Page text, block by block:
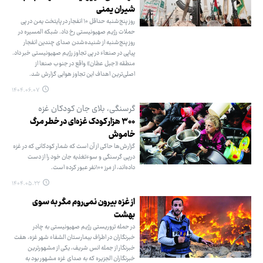
شیران یمنی
روز پنج‌شنبه حداقل ۱۰ انفجار در پایتخت یمن در پی
حملات رژیم صهیونیستی رخ داد. شبکه المسیره در
روز پنج‌شنبه از شنیده‌شدن صدای چندین انفجار
پیاپی در صنعاء در پی تجاوز رژیم صهیونیستی خبر داد.
منطقه «جبل عطان» واقع در جنوب صنعا از
اصلی‌ترین اهداف این تجاوز هوایی گزارش شد.
۱۴۰۴.۰۶.۰۷
گرسنگی، بلای جان کودکان غزه
۳۰۰ هزار کودک غزه‌ای در خطر مرگ
خاموش
گزارش‌ها حاکی از آن است که شمار کودکانی که در غزه
درپی گرسنگی و سوءتغذیه جان خود را از دست
داده‌اند، از مرز ۱۰۰نفر عبور کرده است.
۱۴۰۴.۰۵.۲۲
از غزه بیرون نمی‌روم مگر به سوی
بهشت
در حمله تروریستی رژیم صهیونیستی به چادر
خبرنگاران در اطراف بیمارستان الشفاء شهر غزه، هفت
خبرنگار از جمله انس شریف، یکی از مشهورترین
خبرنگاران الجزیره که به صدای غزه مشهور بود به